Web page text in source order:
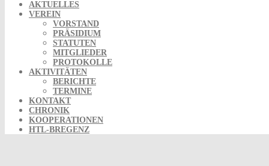
AKTUELLES
VEREIN
VORSTAND
PRÄSIDIUM
STATUTEN
MITGLIEDER
PROTOKOLLE
AKTIVITÄTEN
BERICHTE
TERMINE
KONTAKT
CHRONIK
KOOPERATIONEN
HTL-BREGENZ